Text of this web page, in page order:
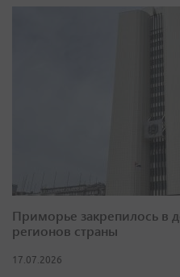
Приморье закрепилось в
регионов страны
17.07.2026